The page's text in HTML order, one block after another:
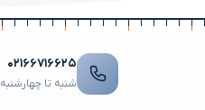
۰۲۱۶۶۷۱۶۶۲۵
شنبه تا چهارشنبه ۹ تا ۱۸